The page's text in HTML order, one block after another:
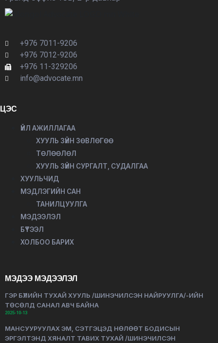
+976 7011-9206
+976 7012-9206
+976 11-329206
info@advocate.mn
ЦЭС
ҮЙЛ АЖИЛЛАГАА
ХУУЛЬ ЗҮЙН ЗӨВЛӨГӨӨ
ТӨЛӨӨЛӨЛ
ХУУЛЬ ЗҮЙН СУРГАЛТ, СУДАЛГАА
ХУУЛЬЧИД
МЭДЛЭГИЙН САН
ТАНИЛЦУУЛГА
МЭДЭЭЛЭЛ
БҮТЭЭЛ
ХОЛБОО БАРИХ
МЭДЭЭ МЭДЭЭЛЭЛ
ГЭР БҮЛИЙН ТУХАЙ ХУУЛЬ /ШИНЭЧИЛСЭН НАЙРУУЛГА/-ИЙН
ТӨСӨЛД САНАЛ АВЧ БАЙНА
2025-10-13
МАНСУУРУУЛАХ ЭМ, СЭТГЭЦЭД НӨЛӨӨТ БОДИСЫН
ЭРГЭЛТЭНД ХЯНАЛТ ТАВИХ ТУХАЙ /ШИНЭЧИЛСЭН